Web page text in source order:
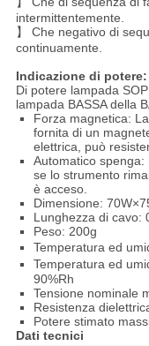
intermittentemente.
】 Che negativo di
continuamente.
Indicazione di potere:
Di potere lampada
lampada BASSA della
Forza magnetica:
fornita di un
elettrica, può
Automatico
se lo strumento
è acceso.
Dimensione:
Lunghezza di cavo:
Peso: 200g
Temperatura ed
Temperatura ed
90%Rh
Tensione nominale
Resistenza
Potere stimato
Dati tecnici